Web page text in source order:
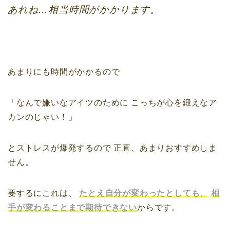
あれね…相当時間がかかります。
あまりにも時間がかかるので
「なんで嫌いなアイツのために こっちが心を鍛えなア
カンのじゃい！」
とストレスが爆発するので正直、あまりおすすめしま
せん。
要するにこれは、 たとえ自分が変わったとしても、
相
手が変わることまで期待できないからです。